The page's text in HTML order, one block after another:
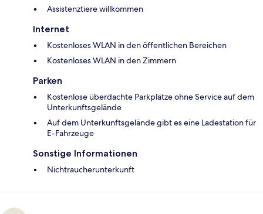
Assistenztiere willkommen
Internet
Kostenloses WLAN in den öffentlichen Bereichen
Kostenloses WLAN in den Zimmern
Parken
Kostenlose überdachte Parkplätze ohne Service auf dem
Unterkunftsgelände
Auf dem Unterkunftsgelände gibt es eine Ladestation für
E-Fahrzeuge
Sonstige Informationen
Nichtraucherunterkunft